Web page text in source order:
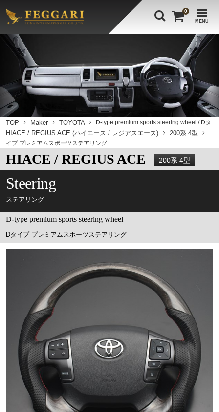
MENU
0
TOP Maker
TOYOTA
HIACE / REGIUS ACE (ハイエース / レジアスエース)
200系 4型
D-type premium sports steering wheel / Dタ
イプ プレミアムスポーツステアリング
HIACE / REGIUS ACE 200系 4型
Steering
ステアリング
D-type premium sports steering wheel
Dタイプ プレミアムスポーツステアリング